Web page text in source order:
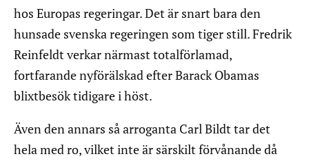
hos Europas regeringar. Det är snart bara den
hunsade svenska regeringen som tiger still. Fredrik
Reinfeldt verkar närmast totalförlamad,
fortfarande nyförälskad efter Barack Obamas
blixtbesök tidigare i höst.
Även den annars så arroganta Carl Bildt tar det
hela med ro, vilket inte är särskilt förvånande då